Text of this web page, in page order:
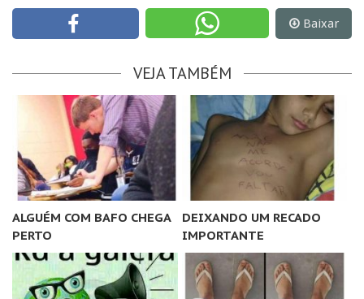
Baixar
VEJA TAMBÉM
ALGUÉM COM BAFO CHEGA
PERTO
DEIXANDO UM RECADO
IMPORTANTE